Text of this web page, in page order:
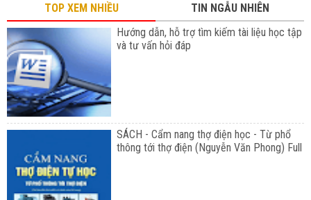
TOP XEM NHIỀU
TIN NGẪU NHIÊN
Hướng dẫn, hỗ trợ tìm kiếm tài liệu học tập
và tư vấn hỏi đáp
SÁCH - Cẩm nang thợ điện học - Từ phổ
thông tới thợ điện (Nguyễn Văn Phong) Full